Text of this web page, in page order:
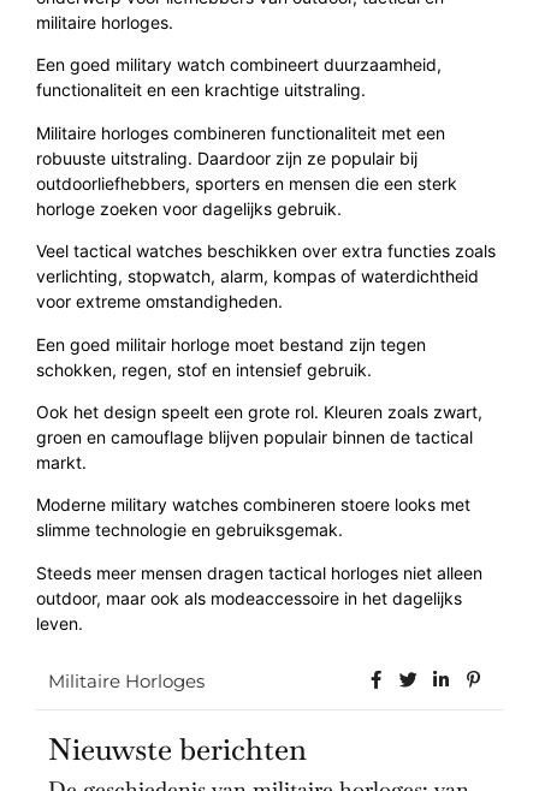
militaire horloges.
Een goed military watch combineert duurzaamheid,
functionaliteit en een krachtige uitstraling.
Militaire horloges combineren functionaliteit met een
robuuste uitstraling. Daardoor zijn ze populair bij
outdoorliefhebbers, sporters en mensen die een sterk
horloge zoeken voor dagelijks gebruik.
Veel tactical watches beschikken over extra functies zoals
verlichting, stopwatch, alarm, kompas of waterdichtheid
voor extreme omstandigheden.
Een goed militair horloge moet bestand zijn tegen
schokken, regen, stof en intensief gebruik.
Ook het design speelt een grote rol. Kleuren zoals zwart,
groen en camouflage blijven populair binnen de tactical
markt.
Moderne military watches combineren stoere looks met
slimme technologie en gebruiksgemak.
Steeds meer mensen dragen tactical horloges niet alleen
outdoor, maar ook als modeaccessoire in het dagelijks
leven.
Militaire Horloges
Nieuwste berichten